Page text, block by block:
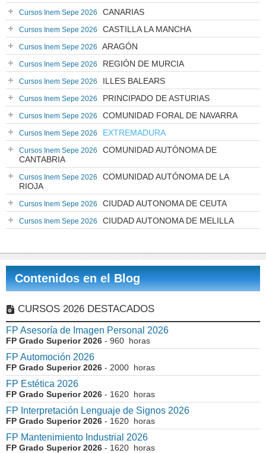
Cursos Inem Sepe 2026 CANARIAS
Cursos Inem Sepe 2026 CASTILLA LA MANCHA
Cursos Inem Sepe 2026 ARAGÓN
Cursos Inem Sepe 2026 REGIÓN DE MURCIA
Cursos Inem Sepe 2026 ILLES BALEARS
Cursos Inem Sepe 2026 PRINCIPADO DE ASTURIAS
Cursos Inem Sepe 2026 COMUNIDAD FORAL DE NAVARRA
Cursos Inem Sepe 2026 EXTREMADURA
Cursos Inem Sepe 2026
COMUNIDAD AUTÓNOMA DE
CANTABRIA
Cursos Inem Sepe 2026
COMUNIDAD AUTÓNOMA DE LA
RIOJA
Cursos Inem Sepe 2026 CIUDAD AUTONOMA DE CEUTA
Cursos Inem Sepe 2026 CIUDAD AUTONOMA DE MELILLA
Contenidos en el Blog
CURSOS 2026 DESTACADOS
FP Asesoría de Imagen Personal 2026
FP Grado Superior 2026 - 960 horas
FP Automoción 2026
FP Grado Superior 2026 - 2000 horas
FP Estética 2026
FP Grado Superior 2026 - 1620 horas
FP Interpretación Lenguaje de Signos 2026
FP Grado Superior 2026 - 1620 horas
FP Mantenimiento Industrial 2026
FP Grado Superior 2026 - 1620 horas